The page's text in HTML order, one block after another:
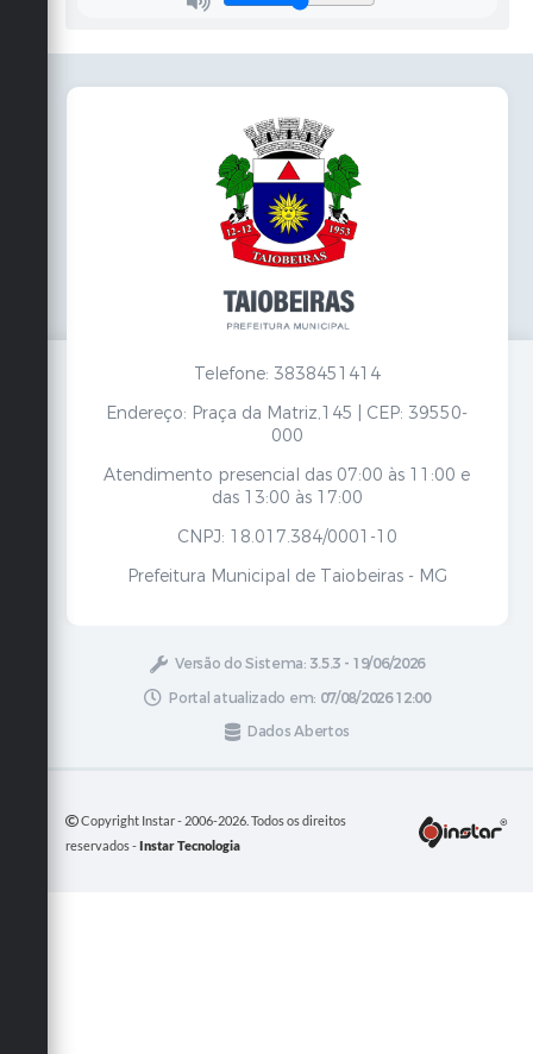
Telefone: 3838451414
Endereço: Praça da Matriz,145 | CEP: 39550-
000
Atendimento presencial das 07:00 às 11:00 e
das 13:00 às 17:00
CNPJ: 18.017.384/0001-10
Prefeitura Municipal de Taiobeiras - MG
Versão do Sistema: 3.5.3 - 19/06/2026
Portal atualizado em: 07/08/2026 12:00
Dados Abertos
Copyright Instar - 2006-2026. Todos os direitos
reservados -Instar Tecnologia